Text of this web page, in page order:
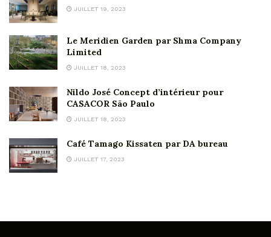
JUILLET 19, 2023
Le Meridien Garden par Shma Company
Limited
JUILLET 18, 2023
Nildo José Concept d’intérieur pour
CASACOR São Paulo
JUILLET 18, 2023
Café Tamago Kissaten par DA bureau
JUILLET 17, 2023